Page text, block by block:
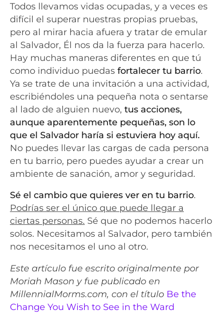
Todos llevamos vidas ocupadas, y a veces es
difícil el superar nuestras propias pruebas,
pero al mirar hacia afuera y tratar de emular
al Salvador, Él nos da la fuerza para hacerlo.
Hay muchas maneras diferentes en que tú
como individuo puedas fortalecer tu barrio.
Ya se trate de una invitación a una actividad,
escribiéndoles una pequeña nota o sentarse
al lado de alguien nuevo, tus acciones,
aunque aparentemente pequeñas, son lo
que el Salvador haría si estuviera hoy aquí.
No puedes llevar las cargas de cada persona
en tu barrio, pero puedes ayudar a crear un
ambiente de sanación, amor y seguridad.
Sé el cambio que quieres ver en tu barrio.
Podrías ser el único que puede llegar a
ciertas personas. Sé que no podemos hacerlo
solos. Necesitamos al Salvador, pero también
nos necesitamos el uno al otro.
Este artículo fue escrito originalmente por
Moriah Mason y fue publicado en
MillennialMorms.com, con el título Be the
Change You Wish to See in the Ward